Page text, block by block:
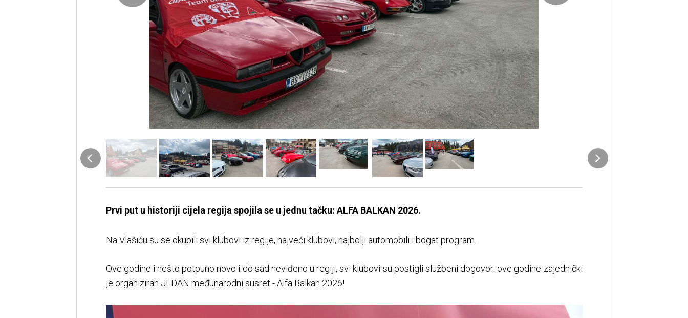
Prvi put u historiji cijela regija spojila se u jednu tačku: ALFA BALKAN 2026.
Na Vlašiću su se okupili svi klubovi iz regije, najveći klubovi, najbolji automobili i bogat program.
Ove godine i nešto potpuno novo i do sad neviđeno u regiji, svi klubovi su postigli službeni dogovor: ove godine zajednički
je organiziran JEDAN međunarodni susret - Alfa Balkan 2026!